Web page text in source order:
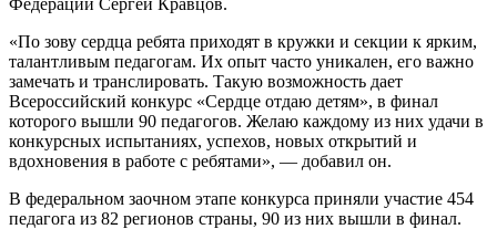
«По зову сердца ребята приходят в кружки и секции к ярким,
талантливым педагогам. Их опыт часто уникален, его важно
замечать и транслировать. Такую возможность дает
Всероссийский конкурс «Сердце отдаю детям», в финал
которого вышли 90 педагогов. Желаю каждому из них удачи в
конкурсных испытаниях, успехов, новых открытий и
вдохновения в работе с ребятами», — добавил он.
В федеральном заочном этапе конкурса приняли участие 454
педагога из 82 регионов страны, 90 из них вышли в финал.